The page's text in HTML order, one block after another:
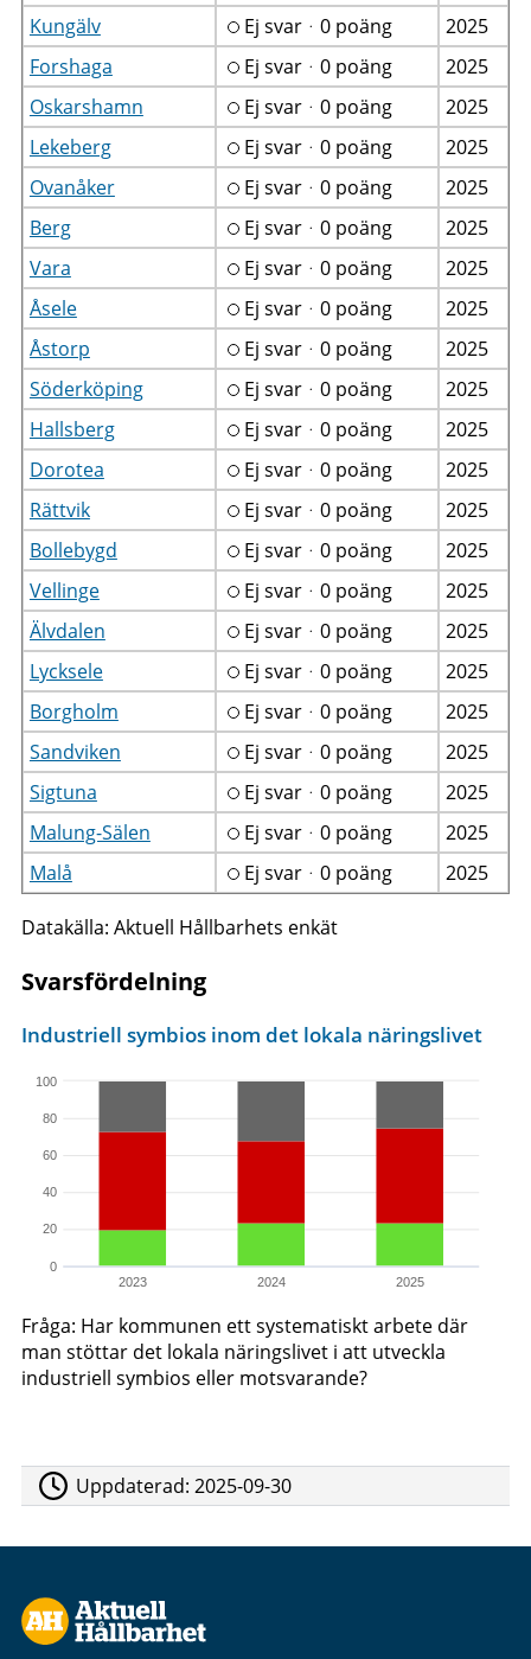
Kungälv
Ej svarᆞ0 poäng
2025
Forshaga
Ej svarᆞ0 poäng
2025
Oskarshamn
Ej svarᆞ0 poäng
2025
Lekeberg
Ej svarᆞ0 poäng
2025
Ovanåker
Ej svarᆞ0 poäng
2025
Berg
Ej svarᆞ0 poäng
2025
Vara
Ej svarᆞ0 poäng
2025
Åsele
Ej svarᆞ0 poäng
2025
Åstorp
Ej svarᆞ0 poäng
2025
Söderköping
Ej svarᆞ0 poäng
2025
Hallsberg
Ej svarᆞ0 poäng
2025
Dorotea
Ej svarᆞ0 poäng
2025
Rättvik
Ej svarᆞ0 poäng
2025
Bollebygd
Ej svarᆞ0 poäng
2025
Vellinge
Ej svarᆞ0 poäng
2025
Älvdalen
Ej svarᆞ0 poäng
2025
Lycksele
Ej svarᆞ0 poäng
2025
Borgholm
Ej svarᆞ0 poäng
2025
Sandviken
Ej svarᆞ0 poäng
2025
Sigtuna
Ej svarᆞ0 poäng
2025
Malung-Sälen
Ej svarᆞ0 poäng
2025
Malå
Ej svarᆞ0 poäng 2025
Datakälla: Aktuell Hållbarhets enkät
Svarsfördelning
2023 2024 2025
0
20
40
60
80
100
Industriell symbios inom det lokala näringslivet
Fråga: Har kommunen ett systematiskt arbete där
man stöttar det lokala näringslivet i att utveckla
industriell symbios eller motsvarande?
Uppdaterad:2025-09-30